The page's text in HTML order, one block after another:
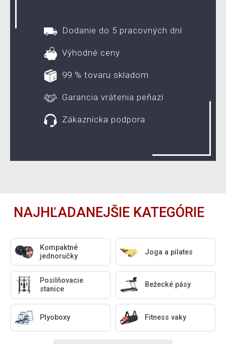
Dodanie do 5 pracovných dní
Výhodné ceny
99 % tovaru skladom
Garancia vrátenia peňazí
Zákaznícka podpora
NAJHĽADANEJŠIE KATEGÓRIE
Kompaktné
jednoručky
Joga a pilates
Posilňovacie
stanice
Bežecké pásy
Plyoboxy Fitness vaky